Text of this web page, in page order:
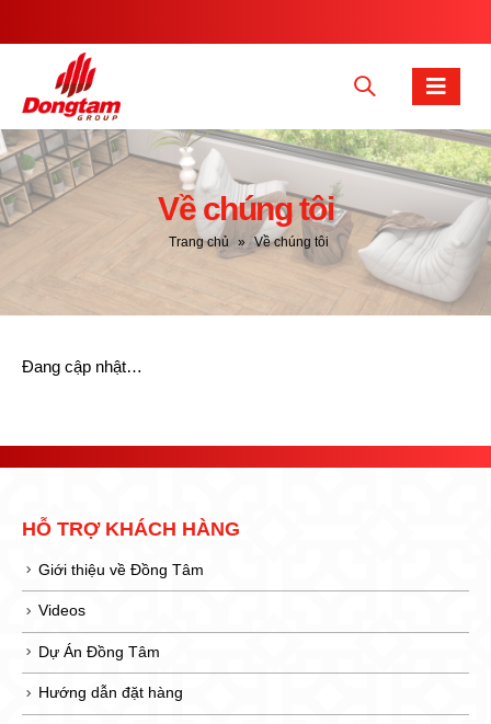
Về chúng tôi
Trang chủ » Về chúng tôi
Đang cập nhật…
HỖ TRỢ KHÁCH HÀNG
Giới thiệu về Đồng Tâm
Videos
Dự Án Đồng Tâm
Hướng dẫn đặt hàng